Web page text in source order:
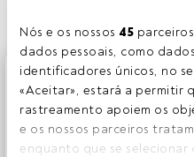
Nós e os nossos 45
dados pessoais, como
identificadores únicos, no
«Aceitar», estará a permitir
rastreamento apoiem os
e os nossos parceiros
enquanto que se
Este é um artigo exclusivo
da FundsPeople. Se já
botão Login. Se ainda não
registar-se e a desfrutar
FundsPeople oferece.